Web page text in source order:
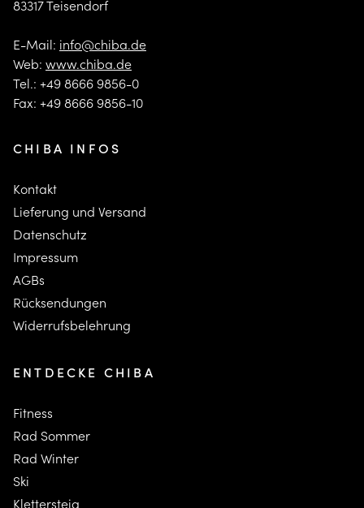
83317 Teisendorf
E-Mail: info@chiba.de
Web: www.chiba.de
Tel.: +49 8666 9856-0
Fax: +49 8666 9856-10
CHIBA INFOS
Kontakt
Lieferung und Versand
Datenschutz
Impressum
AGBs
Rücksendungen
Widerrufsbelehrung
ENTDECKE CHIBA
Fitness
Rad Sommer
Rad Winter
Ski
Klettersteig